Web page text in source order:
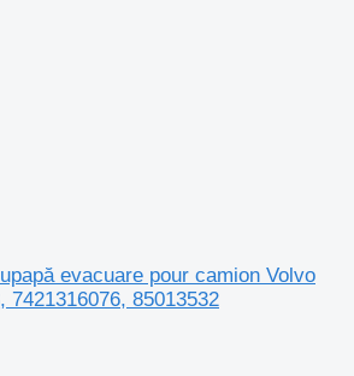
evacuare pour camion Volvo
7421316076, 85013532